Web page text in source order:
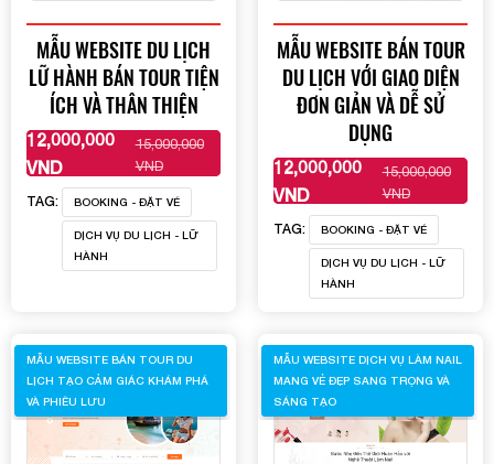
MẪU WEBSITE DU LỊCH
LỮ HÀNH BÁN TOUR TIỆN
ÍCH VÀ THÂN THIỆN
12,000,000
VND
15,000,000
VND
XEM THÊM
TAG: BOOKING - ĐẶT VÉ
DỊCH VỤ DU LỊCH - LỮ
HÀNH
MẪU WEBSITE BÁN TOUR
DU LỊCH VỚI GIAO DIỆN
ĐƠN GIẢN VÀ DỄ SỬ
DỤNG
12,000,000
VND
15,000,000
VND
XEM THÊM
TAG: BOOKING - ĐẶT VÉ
DỊCH VỤ DU LỊCH - LỮ
HÀNH
MẪU WEBSITE BÁN TOUR DU
LỊCH TẠO CẢM GIÁC KHÁM PHÁ
VÀ PHIÊU LƯU
MẪU WEBSITE DỊCH VỤ LÀM NAIL
MANG VẺ ĐẸP SANG TRỌNG VÀ
SÁNG TẠO
Quý khách vui lòng đăng nhập vào hệ thống quản lý
dự án để theo dõi tiến độ.